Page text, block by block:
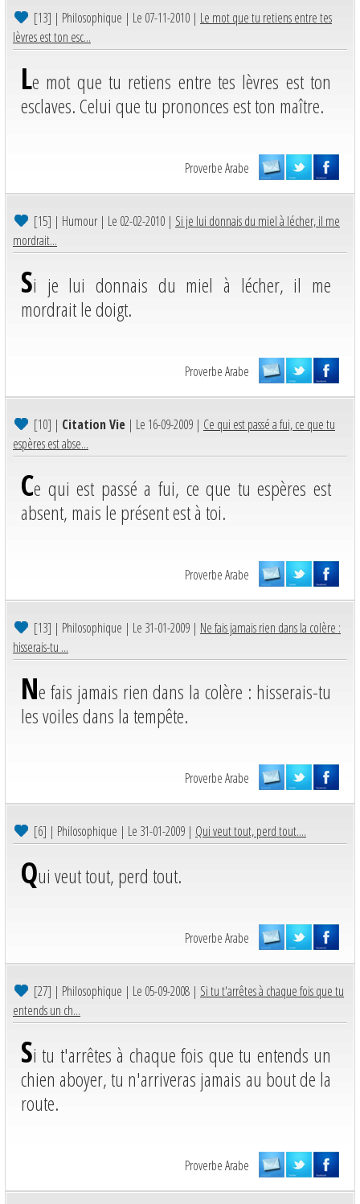
[13] | Philosophique | Le 07-11-2010 | Le mot que tu retiens entre tes
lèvres est ton esc...
Le mot que tu retiens entre tes lèvres est ton
esclaves. Celui que tu prononces est ton maître.
Proverbe Arabe
[15] | Humour | Le 02-02-2010 | Si je lui donnais du miel à lécher, il me
mordrait...
Si je lui donnais du miel à lécher, il me
mordrait le doigt.
Proverbe Arabe
[10] | Citation Vie | Le 16-09-2009 | Ce qui est passé a fui, ce que tu
espères est abse...
Ce qui est passé a fui, ce que tu espères est
absent, mais le présent est à toi.
Proverbe Arabe
[13] | Philosophique | Le 31-01-2009 | Ne fais jamais rien dans la colère :
hisserais-tu ...
Ne fais jamais rien dans la colère : hisserais-tu
les voiles dans la tempête.
Proverbe Arabe
[6] | Philosophique | Le 31-01-2009 | Qui veut tout, perd tout....
Qui veut tout, perd tout.
Proverbe Arabe
[27] | Philosophique | Le 05-09-2008 | Si tu t'arrêtes à chaque fois que tu
entends un ch...
Si tu t'arrêtes à chaque fois que tu entends un
chien aboyer, tu n'arriveras jamais au bout de la
route.
Proverbe Arabe